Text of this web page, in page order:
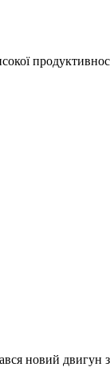
новий двигун